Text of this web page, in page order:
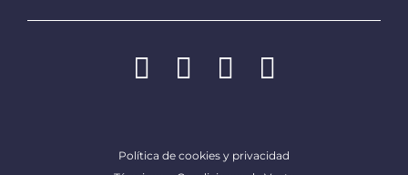
Política de cookies y privacidad